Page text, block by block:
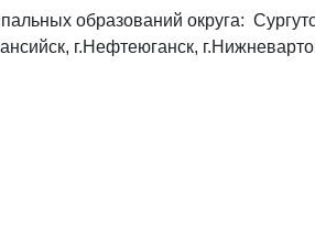
образований округа:
г.Нефтеюганск,